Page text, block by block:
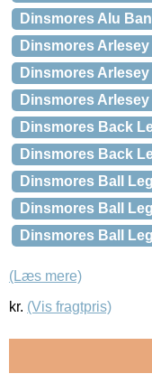
Dinsmores Alu
Dinsmores
Dinsmores
Dinsmores
Dinsmores Back
Dinsmores Back
Dinsmores Ball
Dinsmores Ball
Dinsmores Ball
(Læs mere)
kr. (Vis fragtpris)